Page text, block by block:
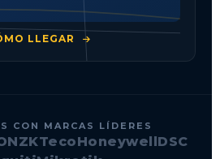
LLEGAR
CON MARCAS LÍDERES
ZKTecoHoneywellDSC